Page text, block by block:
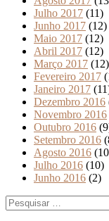
Julho 2017 (11)
Junho 2017 (12)
Maio 2017 (12)
Abril 2017 (12)
Março 2017 (12)
Fevereiro 2017
Janeiro 2017
Dezembro 2016
Novembro 2016
Outubro 2016
Setembro 2016
Agosto 2016
Julho 2016 (10)
Junho 2016 (2)
Pesquisar
por: